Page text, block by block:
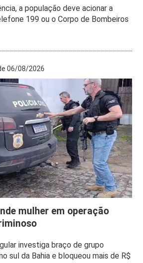
a população deve acionar a
199 ou o Corpo de Bombeiros
06/08/2026
mulher em operação
investiga braço de grupo
sul da Bahia e bloqueou mais de R$